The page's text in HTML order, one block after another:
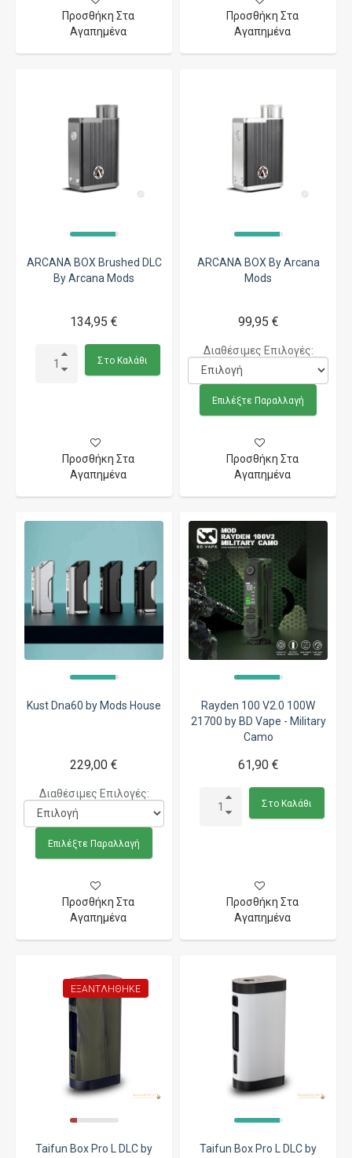
Προσθήκη Στα
Αγαπημένα
Προσθήκη Στα
Αγαπημένα
ARCANA BOX Brushed DLC
By Arcana Mods
134,95 €
Στο Καλάθι
Προσθήκη Στα
Αγαπημένα
ARCANA BOX By Arcana
Mods
99,95 €
Διαθέσιμες Επιλογές:
Επιλέξτε Παραλλαγή
Προσθήκη Στα
Αγαπημένα
Kust Dna60 by Mods House
229,00 €
Διαθέσιμες Επιλογές:
Επιλέξτε Παραλλαγή
Προσθήκη Στα
Αγαπημένα
Rayden 100 V2.0 100W
21700 by BD Vape - Military
Camo
61,90 €
Στο Καλάθι
Προσθήκη Στα
Αγαπημένα
ΕΞΑΝΤΛΉΘΗΚΕ
Taifun Box Pro L DLC by
Taifun Box Pro L DLC by